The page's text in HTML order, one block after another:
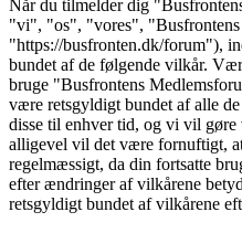
Når du tilmelder dig
"vi", "os", "vores",
"https://busfronten.dk/forum"),
bundet af de følgende vilkår.
bruge "Busfrontens
være retsgyldigt bundet af alle
disse til enhver tid, og vi vil
alligevel vil det være fornuftigt,
regelmæssigt, da din fortsatte
efter ændringer af vilkårene
retsgyldigt bundet af vilkårene